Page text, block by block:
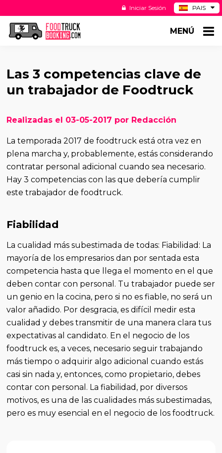
PAIS
DE
Iniciar Sesión
MENÚ
Las 3 competencias clave de
un trabajador de Foodtruck
Realizadas el 03-05-2017 por Redacción
La temporada 2017 de foodtruck está otra vez en
plena marcha y, probablemente, estás considerando
contratar personal adicional cuando sea necesario.
Hay 3 competencias con las que debería cumplir
este trabajador de foodtruck.
Fiabilidad
La cualidad más subestimada de todas: Fiabilidad: La
mayoría de los empresarios dan por sentada esta
competencia hasta que llega el momento en el que
deben contar con personal. Tu trabajador puede ser
un genio en la cocina, pero si no es fiable, no será un
valor añadido. Por desgracia, es difícil medir esta
cualidad y debes transmitir de una manera clara tus
expectativas al candidato. En el negocio de los
foodtruck es, a veces, necesario seguir trabajando
más tiempo o adquirir algo adicional cuando estás
casi sin nada y, entonces, como propietario, debes
contar con personal. La fiabilidad, por diversos
motivos, es una de las cualidades más subestimadas,
pero es muy esencial en el negocio de los foodtruck.